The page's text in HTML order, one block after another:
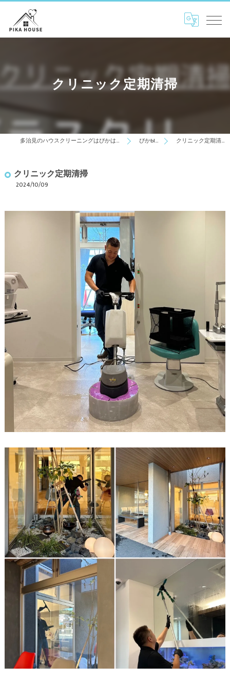
クリニック定期清掃
多治見のハウスクリーニングはぴかはうす ぴかblog クリニック定期清掃
クリニック定期清掃
2024/10/09